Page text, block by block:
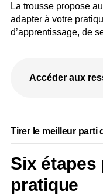
La trousse propose
adapter à votre
d’apprentissage, de
Accéder aux
Tirer le meilleur parti
Six étapes
pratique